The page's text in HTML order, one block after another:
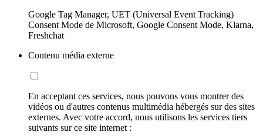
Google Tag Manager, UET (Universal Event Tracking)
Consent Mode de Microsoft, Google Consent Mode, Klarna,
Freshchat
Contenu média externe
En acceptant ces services, nous pouvons vous montrer des
vidéos ou d'autres contenus multimédia hébergés sur des sites
externes. Avec votre accord, nous utilisons les services tiers
suivants sur ce site internet :